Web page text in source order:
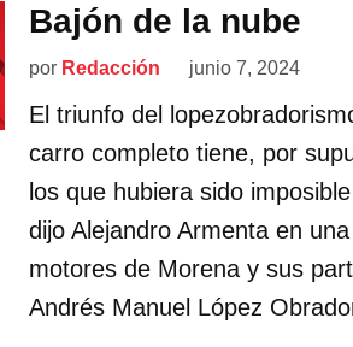
Bajón de la nube
por Redacción junio 7, 2024
El triunfo del
carro completo tiene, por
los que hubiera sido
dijo Alejandro Armenta en
motores de Morena y sus
Andrés Manuel López